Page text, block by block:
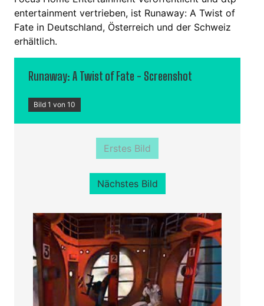
entertainment vertrieben, ist Runaway: A Twist of
Fate in Deutschland, Österreich und der Schweiz
erhältlich.
Runaway: A Twist of Fate - Screenshot
Bild 1 von 10
Erstes Bild
Nächstes Bild